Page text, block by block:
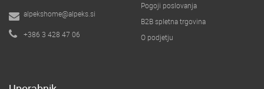
alpekshome@alpeks.si
+386 3 428 47 06
Pogoji poslovanja
B2B spletna trgovina
O podjetju